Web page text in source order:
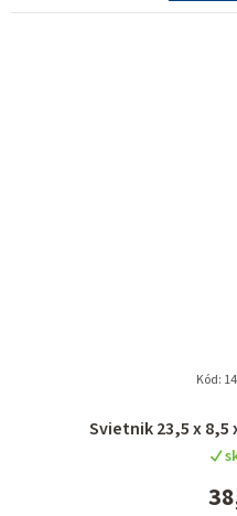
Svietnik 23,5 x 8,5
Kód: